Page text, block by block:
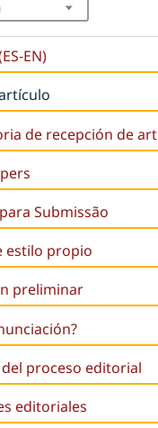
EN)
de recepción de art
Submissão
estilo propio
preliminar
?
proceso editorial
editoriales